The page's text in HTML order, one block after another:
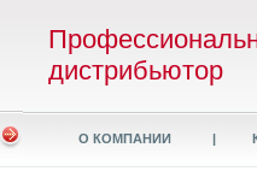
дистрибьютор
О КОМПАНИИ |